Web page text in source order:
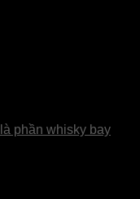
phần whisky bay